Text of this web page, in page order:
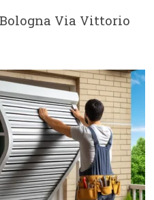
Via Vittorio